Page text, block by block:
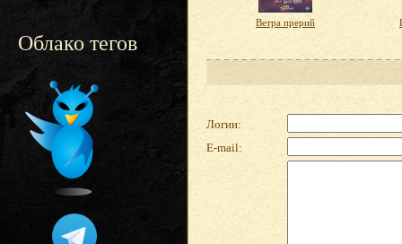
Облако тегов
Ветра прерий
Логин:
E-mail: